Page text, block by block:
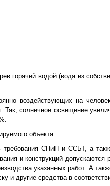
горячей водой (вода из
воздействующих на
солнечное освещение
объекта.
СНиП и ССБТ, а
и конструкций
указанных работ. А
и другие средства в